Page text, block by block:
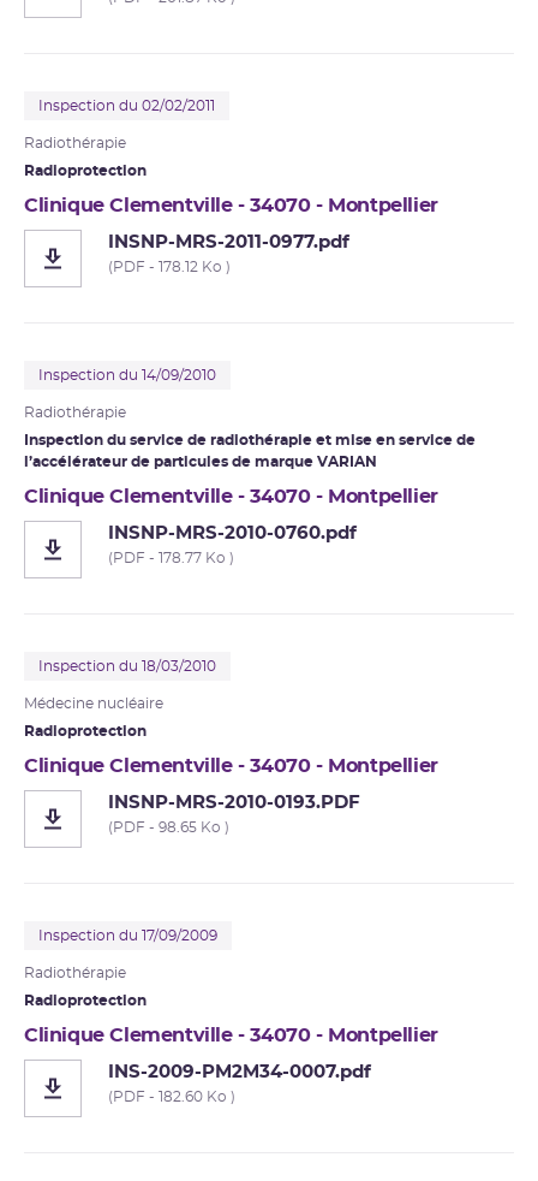
Inspection du 02/02/2011
Radiothérapie
Radioprotection
Clinique Clementville - 34070 - Montpellier
INSNP-MRS-2011-0977.pdf
(PDF - 178.12 Ko )
Inspection du 14/09/2010
Radiothérapie
Inspection du service de radiothérapie et mise en service de
l’accélérateur de particules de marque VARIAN
Clinique Clementville - 34070 - Montpellier
INSNP-MRS-2010-0760.pdf
(PDF - 178.77 Ko )
Inspection du 18/03/2010
Médecine nucléaire
Radioprotection
Clinique Clementville - 34070 - Montpellier
INSNP-MRS-2010-0193.PDF
(PDF - 98.65 Ko )
Inspection du 17/09/2009
Radiothérapie
Radioprotection
Clinique Clementville - 34070 - Montpellier
INS-2009-PM2M34-0007.pdf
(PDF - 182.60 Ko )